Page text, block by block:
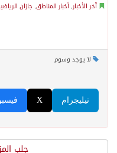
آخر الأخبار, أخبار المناطق, جازان
لا يوجد وسوم
X تيليجرام
جلب